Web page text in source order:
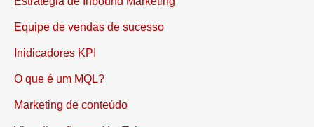
Estratégia de Inbound Marketing
Equipe de vendas de sucesso
Inidicadores KPI
O que é um MQL?
Marketing de conteúdo